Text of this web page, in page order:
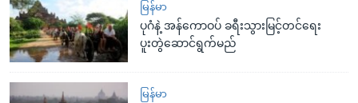
မြန်မာ
ပုဂံနဲ့ အန်ကောဝပ် ခရီးသွားမြင့်တင်ရေး
ပူးတွဲဆောင်ရွက်မည်
မြန်မာ